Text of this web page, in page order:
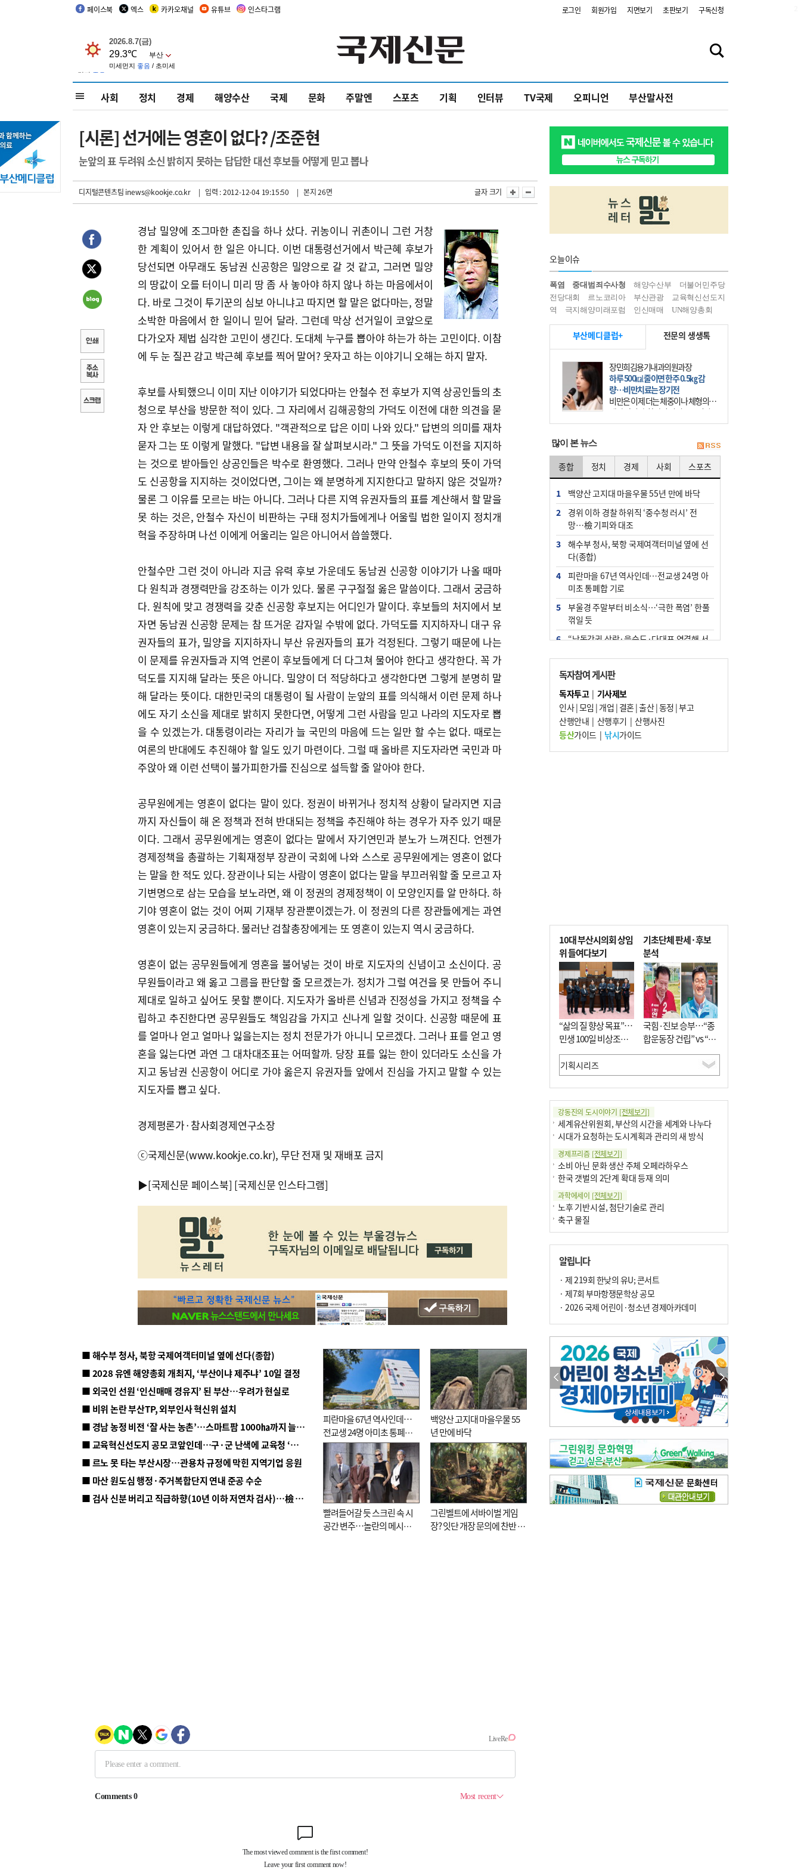
페이스북 엑스 카카오채널 유튜브 인스타그램 로그인 회원가입 지면보기 초판보기 구독신청
사회 정치 경제 해양수산 국제 문화 주말엔 스포츠 기획 인터뷰 TV국제 오피니언 부산말사전
[시론] 선거에는 영혼이 없다? /조준현
눈앞의 표 두려워 소신 밝히지 못하는 답답한 대선 후보들 어떻게 믿고 뽑나
디지털콘텐츠팀 inews@kookje.co.kr | 입력 : 2012-12-04 19:15:50 | 본지 26면 글자 크기
경남 밀양에 조그마한 촌집을 하나 샀다. 귀농이니 귀촌이니 그런 거창
한 계획이 있어서 한 일은 아니다. 이번 대통령선거에서 박근혜 후보가
당선되면 아무래도 동남권 신공항은 밀양으로 갈 것 같고, 그러면 밀양
의 땅값이 오를 터이니 미리 땅 좀 사 놓아야 하지 않나 하는 마음에서이
다. 바로 그것이 투기꾼의 심보 아니냐고 따지면 할 말은 없다마는, 정말
소박한 마음에서 한 일이니 믿어 달라. 그런데 막상 선거일이 코앞으로
다가오자 제법 심각한 고민이 생긴다. 도대체 누구를 뽑아야 하는가 하는 고민이다. 이참
에 두 눈 질끈 감고 박근혜 후보를 찍어 말어? 웃자고 하는 이야기니 오해는 하지 말자.
후보를 사퇴했으니 이미 지난 이야기가 되었다마는 안철수 전 후보가 지역 상공인들의 초
청으로 부산을 방문한 적이 있다. 그 자리에서 김해공항의 가덕도 이전에 대한 의견을 묻
자 안 후보는 이렇게 대답하였다. "객관적으로 답은 이미 나와 있다." 답변의 의미를 재차
묻자 그는 또 이렇게 말했다. "답변 내용을 잘 살펴보시라." 그 뜻을 가덕도 이전을 지지하
는 것으로 받아들인 상공인들은 박수로 환영했다. 그러나 만약 안철수 후보의 뜻이 가덕
도 신공항을 지지하는 것이었다면, 그이는 왜 분명하게 지지한다고 말하지 않은 것일까?
물론 그 이유를 모르는 바는 아니다. 그러나 다른 지역 유권자들의 표를 계산해서 할 말을
못 하는 것은, 안철수 자신이 비판하는 구태 정치가들에게나 어울릴 법한 일이지 정치개
혁을 주장하며 나선 이에게 어울리는 일은 아니어서 씁쓸했다.
안철수만 그런 것이 아니라 지금 유력 후보 가운데도 동남권 신공항 이야기가 나올 때마
다 원칙과 경쟁력만을 강조하는 이가 있다. 물론 구구절절 옳은 말씀이다. 그래서 궁금하
다. 원칙에 맞고 경쟁력을 갖춘 신공항 후보지는 어디인가 말이다. 후보들의 처지에서 보
자면 동남권 신공항 문제는 참 뜨거운 감자일 수밖에 없다. 가덕도를 지지하자니 대구 유
권자들의 표가, 밀양을 지지하자니 부산 유권자들의 표가 걱정된다. 그렇기 때문에 나는
이 문제를 유권자들과 지역 언론이 후보들에게 더 다그쳐 물어야 한다고 생각한다. 꼭 가
덕도를 지지해 달라는 뜻은 아니다. 밀양이 더 적당하다고 생각한다면 그렇게 분명히 말
해 달라는 뜻이다. 대한민국의 대통령이 될 사람이 눈앞의 표를 의식해서 이런 문제 하나
에도 자기 소신을 제대로 밝히지 못한다면, 어떻게 그런 사람을 믿고 나라의 지도자로 뽑
을 수 있겠는가. 대통령이라는 자리가 늘 국민의 마음에 드는 일만 할 수는 없다. 때로는
여론의 반대에도 추진해야 할 일도 있기 마련이다. 그럴 때 올바른 지도자라면 국민과 마
주앉아 왜 이런 선택이 불가피한가를 진심으로 설득할 줄 알아야 한다.
공무원에게는 영혼이 없다는 말이 있다. 정권이 바뀌거나 정치적 상황이 달라지면 지금
까지 자신들이 해 온 정책과 전혀 반대되는 정책을 추진해야 하는 경우가 자주 있기 때문
이다. 그래서 공무원에게는 영혼이 없다는 말에서 자기연민과 분노가 느껴진다. 언젠가
경제정책을 총괄하는 기획재정부 장관이 국회에 나와 스스로 공무원에게는 영혼이 없다
는 말을 한 적도 있다. 장관이나 되는 사람이 영혼이 없다는 말을 부끄러워할 줄 모르고 자
기변명으로 삼는 모습을 보노라면, 왜 이 정권의 경제정책이 이 모양인지를 알 만하다. 하
기야 영혼이 없는 것이 어찌 기재부 장관뿐이겠는가. 이 정권의 다른 장관들에게는 과연
영혼이 있는지 궁금하다. 물러난 검찰총장에게는 또 영혼이 있는지 역시 궁금하다.
영혼이 없는 공무원들에게 영혼을 불어넣는 것이 바로 지도자의 신념이고 소신이다. 공
무원들이라고 왜 옳고 그름을 판단할 줄 모르겠는가. 정치가 그럴 여건을 못 만들어 주니
제대로 일하고 싶어도 못할 뿐이다. 지도자가 올바른 신념과 진정성을 가지고 정책을 수
립하고 추진한다면 공무원들도 책임감을 가지고 신나게 일할 것이다. 신공항 때문에 표
를 얼마나 얻고 얼마나 잃을는지는 정치 전문가가 아니니 모르겠다. 그러나 표를 얻고 영
혼을 잃는다면 과연 그 대차대조표는 어떠할까. 당장 표를 잃는 한이 있더라도 소신을 가
지고 동남권 신공항이 어디로 가야 옳은지 유권자들 앞에서 진심을 가지고 말할 수 있는
지도자를 뽑고 싶다.
경제평론가·참사회경제연구소장
ⓒ국제신문(www.kookje.co.kr), 무단 전재 및 재배포 금지
▶[국제신문 페이스북] [국제신문 인스타그램]
■ 해수부 청사, 북항 국제여객터미널 옆에 선다(종합)
■ 2028 유엔 해양총회 개최지, ‘부산이냐 제주냐’ 10일 결정
■ 외국인 선원 ‘인신매매 경유지’ 된 부산…우려가 현실로
■ 비위 논란 부산TP, 외부인사 혁신위 설치
■ 경남 농정 비전 ‘잘 사는 농촌’…스마트팜 1000㏊까지 늘린다
■ 교육혁신선도지 공모 코앞인데…구·군 난색에 교육청 ‘쩔쩔’
■ 르노 못 타는 부산시장…관용차 규정에 막힌 지역기업 응원
■ 마산 원도심 행정·주거복합단지 연내 준공 수순
■ 검사 신분 버리고 직급하향(10년 이하 저연차 검사)…檢 중수청행 기피
피란마을 67년 역사인데…
전교생 24명 아미초 통폐합
기로
백양산 고지대 마을우물 55
년 만에 바닥
빨려들어갈 듯 스크린 속 시
공간 변주…놀란의 메시지
그린벨트에 서바이벌 게임
장? 잇단 개장 문의에 찬반 논
오늘이슈
폭염 중대범죄수사청 해양수산부
더불어민주당
전당대회
르노코리아 부산관광
교육혁신선도지
역
극지해양미래포럼 인신매매 UN해양총회
부산메디클럽+ 전문의 생생톡
장민희김용기내과의원과장
하루 500㎉ 줄이면 한주 0.5㎏ 감
량…비만치료는 장기전
비만은 이제 더는 체중이나 체형의 문
제가 아니다. 하나의 질병으로 인지
하고 치료와 관리를 해야 한다. 세계
많이 본 뉴스
종합 정치 경제 사회 스포츠
1
백양산 고지대 마을우물 55년 만에 바닥
2
경위 이하 경찰 하위직 ‘중수청 러시’ 전
망…檢 기피와 대조
3
해수부 청사, 북항 국제여객터미널 옆에 선
다(종합)
4
피란마을 67년 역사인데…전교생 24명 아
미초 통폐합 기로
5
부울경 주말부터 비소식…‘극한 폭염’ 한풀
꺾일 듯
6
“낙동강권 삼락·을숙도·다대포 연결해 서
7
오늘의 날씨- 2026년 8월 7일
8
외국인 선원 ‘인신매매 경유지’ 된 부산…
우려가 현실로
9
[사설] 해수부 신청사 북항으로 확정, 해양
수도 도약의 전환점
10 르노 못 타는 부산시장…관용차 규정에 막
독자참여 게시판
독자투고| 기사제보
인사|모임 | 개업 | 결혼|출산|동정 |부고
산행안내 | 산행후기 | 산행사진
등산가이드| 낚시가이드
10대 부산시의회 상임
위 들여다보기
“삶의 질 향상 목표”…
민생 100일 비상조치
면밀 심사
기초단체 판세·후보
분석
국힘·진보 승부…“종
합운동장 건립” vs “출
근 공공버스 도입”
강동진의 도시이야기 [전체보기]
세계유산위원회, 부산의 시간을 세계와 나누다
시대가 요청하는 도시계획과 관리의 새 방식
경제프리즘 [전체보기]
소비 아닌 문화 생산 주체 오페라하우스
한국 갯벌의 2단계 확대 등재 의미
과학에세이 [전체보기]
노후 기반시설, 첨단기술로 관리
축구 물질
부정선거
선관위와 尹의 ‘0점 답안’
기고[전체보기]
환자의 희망, 헌혈의 힘
대학과 지역 ‘연결’이 지역혁신이다
엘리트 자평해온 市 공무원…생중계 회의서 능력 입증을
김준희의 클래식 인사이트[전체보기]
여름날의 애상, 왈츠
빛나는 꿈의 계절, 4월의 노래
김지윤의 우리음악 이야기[전체보기]
세종시대 음악이 전해진 이유
영산회상, 불교음악에서 풍류음악으로
뉴스와 현장[전체보기]
‘800조 투자’ 희비 가른 재생에너지
뜨거워지는 바다, 북쪽으로 열리는 항로
데스크시각[전체보기]
물은 행정구역 경계를 따라 흐르지 않는다
알립니다
· 제 219회 한낮의 유U; 콘서트
· 제7회 부마항쟁문학상 공모
· 2026 국제 어린이·청소년 경제아카데미